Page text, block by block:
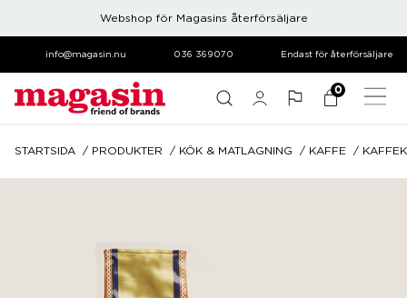
Webshop för Magasins återförsäljare
info@magasin.nu 036 369070 Endast för återförsäljare
0
STARTSIDA PRODUKTER KÖK & MATLAGNING KAFFE